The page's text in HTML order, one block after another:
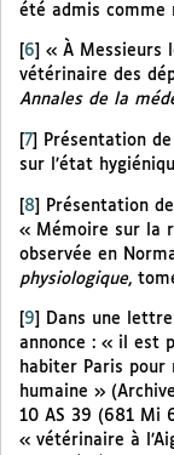
été admis comme
6 « À Messieurs
vétérinaire des
Annales de la
7
Présentation
sur l’état
[8]
Présentation
« Mémoire sur la
observée en
physiologique,
9
Dans une
annonce : « il est
habiter Paris pour
humaine »
10 AS 39 (681 Mi
« vétérinaire à